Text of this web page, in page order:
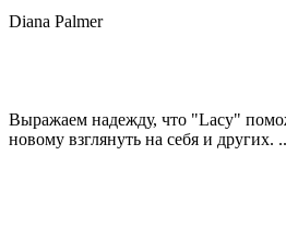
Diana Palmer
Выражаем надежду, что "Lacy"
новому взглянуть на себя и других.